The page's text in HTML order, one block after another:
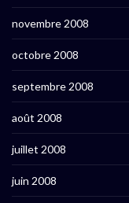
novembre 2008
octobre 2008
septembre 2008
août 2008
juillet 2008
juin 2008